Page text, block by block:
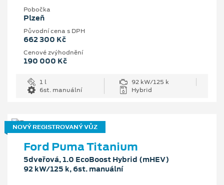
Pobočka
Plzeň
Původní cena s DPH
662 300 Kč
Cenové zvýhodnění
190 000 Kč
1 l
92 kW/125 k
6st. manuální
Hybrid
NOVÝ REGISTROVANÝ VŮZ
Ford Puma Titanium
5dveřová, 1.0 EcoBoost Hybrid (mHEV)
92 kW/125 k, 6st. manuální